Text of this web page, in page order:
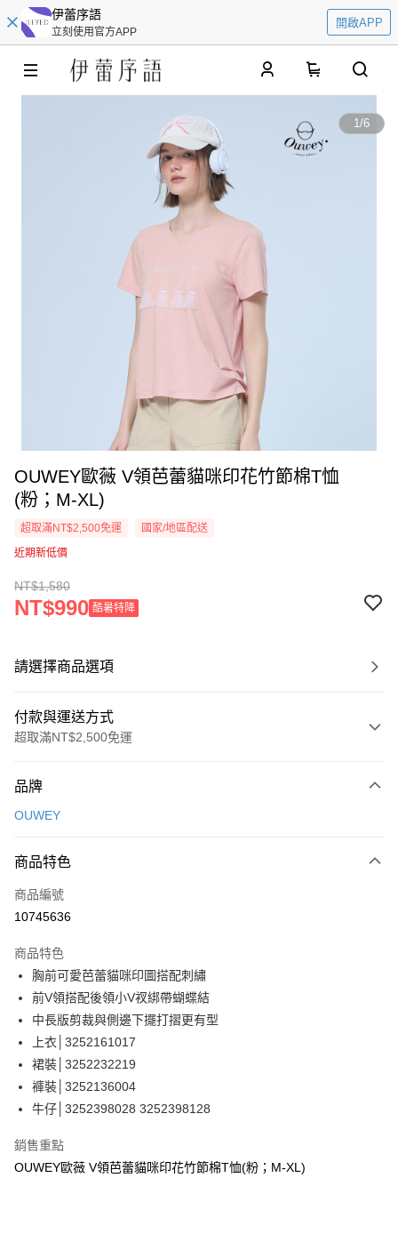
伊蕾序語
立刻使用官方APP
開啟APP
1/6
OUWEY歐薇 V領芭蕾貓咪印花竹節棉T恤
(粉；M-XL)
超取滿NT$2,500免運
國家/地區配送
近期新低價
NT$1,580
NT$990 酷暑特降
請選擇商品選項
付款與運送方式
超取滿NT$2,500免運
信用卡一次付款
3 期 0 利率 每期
合作金庫商業銀行
上海商業儲蓄銀行
臺灣中小企業銀行
匯豐（台灣）商業銀行
聯邦商業銀行
元大商業銀行
永豐商業銀行
玉山商業銀行
台新國際商業銀行
台灣樂天信用卡公司
超商取貨付款
LINE Pay
Apple Pay
街口支付
悠遊付
全盈+PAY
大哥付你分期
相關說明
1.本服務由台灣大哥大提供，台灣大哥大用戶可立即使用無須另外申請。
2.付款方式選擇「大哥付你分期」，訂單成立後會自動跳轉到大哥付的交易
AFTEE先享後付
相關說明
品牌
OUWEY
商品特色
商品編號
10745636
商品特色
胸前可愛芭蕾貓咪印圖搭配刺繡
前V領搭配後領小V衩綁帶蝴蝶結
中長版剪裁與側邊下擺打摺更有型
上衣│3252161017
裙裝│3252232219
褲裝│3252136004
牛仔│3252398028 3252398128
銷售重點
OUWEY歐薇 V領芭蕾貓咪印花竹節棉T恤(粉；M-XL)